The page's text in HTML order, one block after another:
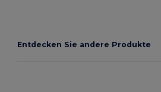
Entdecken Sie andere Produkte